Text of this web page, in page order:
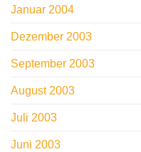
Januar 2004
Dezember 2003
September 2003
August 2003
Juli 2003
Juni 2003